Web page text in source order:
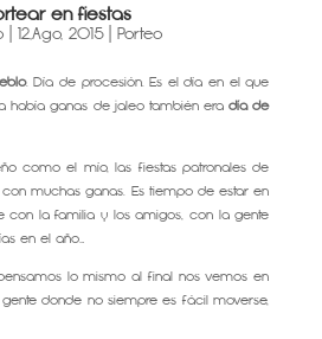
en fiestas
| 12,Ago, 2015| Porteo
. Día de procesión. Es el día en el que
había ganas de jaleo también eradía de
como el mío, las fiestas patronales de
muchas ganas. Es tiempo de estar en
con la familia y los amigos, con la gente
en el año…
lo mismo al final nos vemos en
donde no siempre es fácil moverse,